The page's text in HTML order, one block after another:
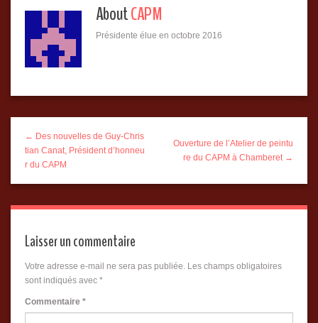
AboutCAPM
Présidente élue en octobre 2016
← Des nouvelles de Guy-Chris
tian Canat, Président d’honneu
r du CAPM
Ouverture de l’Atelier de peintu
re du CAPM à Chamberet →
Laisser un commentaire
Votre adresse e-mail ne sera pas publiée. Les champs obligatoires
sont indiqués avec *
Commentaire *